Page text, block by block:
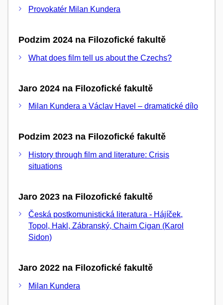
Provokatér Milan Kundera
Podzim 2024 na Filozofické fakultě
What does film tell us about the Czechs?
Jaro 2024 na Filozofické fakultě
Milan Kundera a Václav Havel – dramatické dílo
Podzim 2023 na Filozofické fakultě
History through film and literature: Crisis
situations
Jaro 2023 na Filozofické fakultě
Česká postkomunistická literatura - Hájíček,
Topol, Hakl, Zábranský, Chaim Cigan (Karol
Sidon)
Jaro 2022 na Filozofické fakultě
Milan Kundera